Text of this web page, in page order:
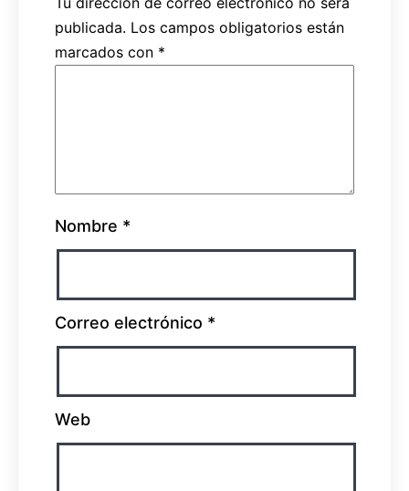
publicada. Los campos obligatorios están
marcados con *
Nombre *
Correo electrónico *
Web